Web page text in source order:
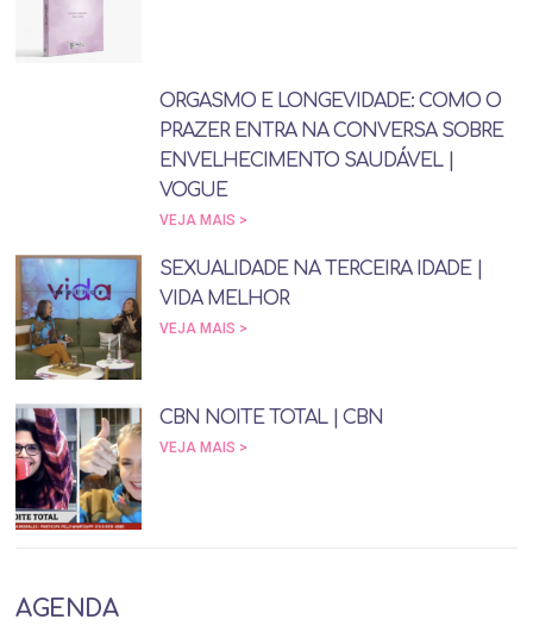
ORGASMO E LONGEVIDADE: COMO O
PRAZER ENTRA NA CONVERSA SOBRE
ENVELHECIMENTO SAUDÁVEL |
VOGUE
VEJA MAIS >
SEXUALIDADE NA TERCEIRA IDADE |
VIDA MELHOR
VEJA MAIS >
CBN NOITE TOTAL | CBN
VEJA MAIS >
AGENDA